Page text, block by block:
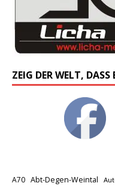
ZEIG DER WELT, DASS
A70 Abt-Degen-Weintal